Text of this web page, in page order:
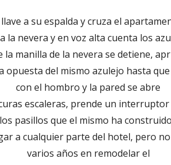
a su espalda y cruza el
la nevera y en voz alta cuenta los
la manilla de la nevera se detiene,
opuesta del mismo azulejo hasta
con el hombro y la pared se abre
escaleras, prende un
pasillos que el mismo ha
a cualquier parte del hotel, pero
varios años en remodelar el